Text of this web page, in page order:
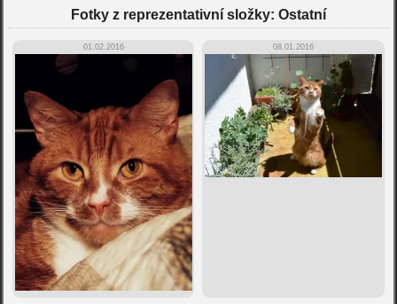
Fotky z reprezentativní složky: Ostatní
01.02.2016 08.01.2016